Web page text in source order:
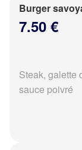
Burger
7.50 €
Steak, galette
sauce poivré